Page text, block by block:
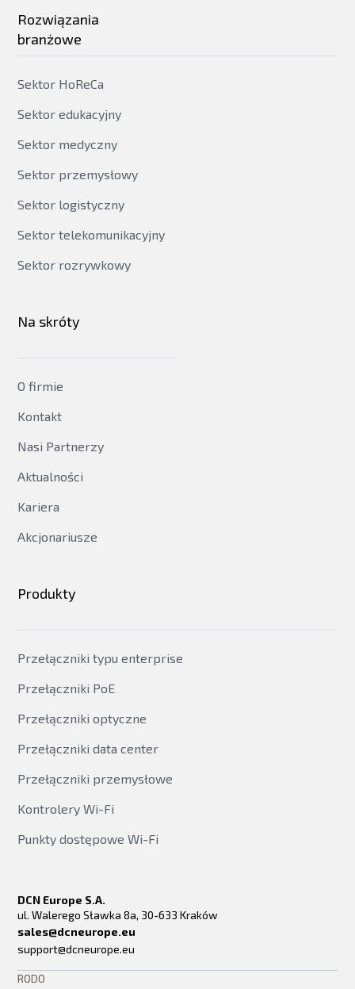
Rozwiązania
branżowe
Sektor HoReCa
Sektor edukacyjny
Sektor medyczny
Sektor przemysłowy
Sektor logistyczny
Sektor telekomunikacyjny
Sektor rozrywkowy
Na skróty
O firmie
Kontakt
Nasi Partnerzy
Aktualności
Kariera
Akcjonariusze
Produkty
Przełączniki typu enterprise
Przełączniki PoE
Przełączniki optyczne
Przełączniki data center
Przełączniki przemysłowe
Kontrolery Wi-Fi
Punkty dostępowe Wi-Fi
DCN Europe S.A.
ul. Walerego Sławka 8a, 30-633 Kraków
sales@dcneurope.eu
support@dcneurope.eu
RODO